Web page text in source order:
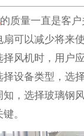
的质量一直是客
扇可以减少将来
择风机时，用户
设备类型，选
，选择玻璃钢
。